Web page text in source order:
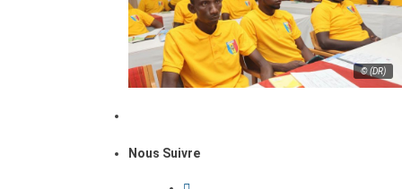
© (DR)
Nous Suivre